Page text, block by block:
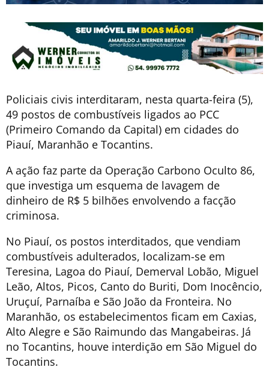
Policiais civis interditaram, nesta quarta-feira (5),
49 postos de combustíveis ligados ao PCC
(Primeiro Comando da Capital) em cidades do
Piauí, Maranhão e Tocantins.
A ação faz parte da Operação Carbono Oculto 86,
que investiga um esquema de lavagem de
dinheiro de R$ 5 bilhões envolvendo a facção
criminosa.
No Piauí, os postos interditados, que vendiam
combustíveis adulterados, localizam-se em
Teresina, Lagoa do Piauí, Demerval Lobão, Miguel
Leão, Altos, Picos, Canto do Buriti, Dom Inocêncio,
Uruçuí, Parnaíba e São João da Fronteira. No
Maranhão, os estabelecimentos ficam em Caxias,
Alto Alegre e São Raimundo das Mangabeiras. Já
no Tocantins, houve interdição em São Miguel do
Tocantins.